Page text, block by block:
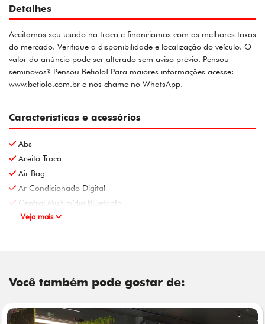
Detalhes
Aceitamos seu usado na troca e financiamos com as melhores taxas
do mercado. Verifique a disponibilidade e localização do veículo. O
valor do anúncio pode ser alterado sem aviso prévio. Pensou
seminovos? Pensou Betiolo! Para maiores informações acesse:
www.betiolo.com.br e nos chame no WhatsApp.
Características e acessórios
Abs
Aceito Troca
Air Bag
Ar Condicionado Digital
Central Multimídia Bluetooth
Veja mais
Você também pode gostar de: